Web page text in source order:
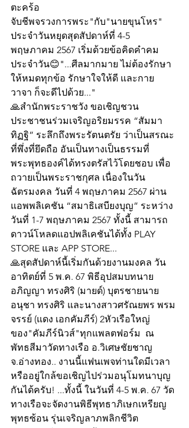
ตะคร้อ
จับชีพจรวงการพระ"กับ"นายขุนโหร"
ประจำวันหยุดสุดสัปดาห์ที่ 4-5
พฤษภาคม 2567 เริ่มด้วยข้อคิดคำคม
ประจำวัน😊"...ศีลมากมาย ไม่ต้องรักษา
ให้หมดทุกข้อ รักษาใจให้ดี และกาย
วาจา ก็จะดีไปด้วย..."
🙏สำนักพระราชวัง ขอเชิญชวน
ประชาชนร่วมเจริญอริยมรรค “สัมมา
ทิฏฐิ” ระลึกถึงพระรัตนตรัย ว่าเป็นสรณะ
ที่พึ่งที่ยึดถือ อันเป็นทางเป็นธรรมที่
พระพุทธองค์ได้ทรงตรัสไว้โดยชอบ เพื่อ
ถวายเป็นพระราชกุศล เนื่องในวัน
ฉัตรมงคล วันที่ 4 พฤษภาคม 2567 ผ่าน
แอพพลิเคชัน “สมาธิเสบียงบุญ” ระหว่าง
วันที่ 1-7 พฤษภาคม 2567 ทั้งนี้ สามารถ
ดาวน์โหลดแอปพลิเคชันได้ทั้ง PLAY
STORE และ APP STORE...
🙏สุดสัปดาห์นี้เริ่มกันด้วยงานมงคล วัน
อาทิตย์ที่ 5 พ.ค. 67 พิธีอุปสมบทนาย
อภิญญา ทรงศิริ (มายด์) บุตรชายนาย
อนุชา ทรงศิริ และนางสาวศรัณยพร พรม
จรรย์ (แดง เอกคัมภีร์) 2หัวเรือใหญ่
ของ"คัมภีร์นิวส์"ทุกแพลตฟอร์ม  ณ
พัทธสีมาวัดทางเรือ อ.วิเศษชัยชาญ
จ.อ่างทอง.. งานนี้แฟนเพจท่านใดมีเวลา
หรืออยู่ใกล้ขอเชิญไปร่วมอนุโมทนาบุญ
กันได้ครับ! ...ทั้งนี้ ในวันที่ 4-5 พ.ค. 67 วัด
ทางเรือจะจัดงานพิธีพุทธาภิเษกเหรียญ
พุทธซ้อน รุ่นเจริญลาภพลิกชีวิต